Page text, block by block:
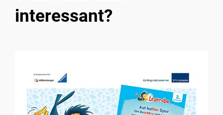
interessant?